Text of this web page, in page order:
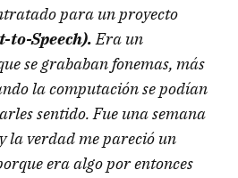
para un proyecto
to-Speech).Era un
se grababan fonemas, más
la computación se podían
sentido. Fue una semana
la verdad me pareció un
era algo por entonces